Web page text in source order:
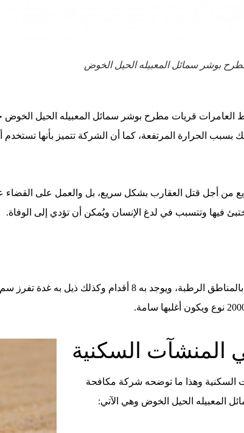
بوشر سمائل المعبيله الحيل الخوض
قريات مطرح بوشر سمائل المعبيله الحيل الخوض
الحرارة المرتفعة، كما أن الشركة تتميز بأنها
من أجل قتل العقارب بشكل سريع، بل والعمل على
فيها وتتسبب في لدغ الإنسان ويُمكن أن تؤدي إلى الوفاة.
العقارب نوع من أنواع الزواحف اللافقارية وهي تعيش
المنشآت السكنية
السكنية وهذا ما توضحه شركة مكافحة
المعبيله الحيل الخوض وهي الآتي: